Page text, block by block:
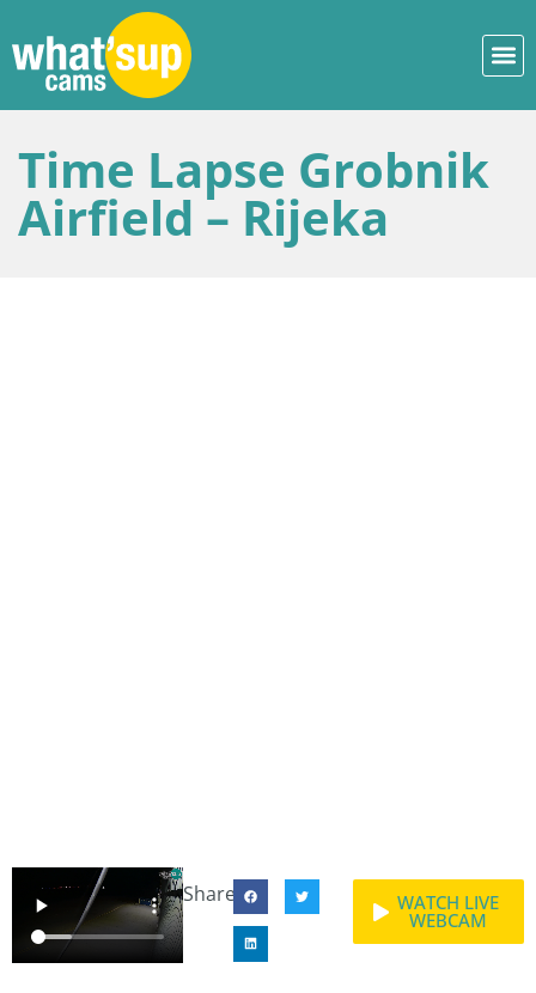
Time Lapse Grobnik
Airfield – Rijeka
Share: WATCH LIVE
WEBCAM